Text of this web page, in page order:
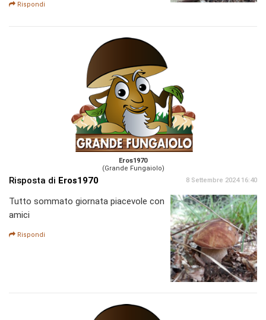
Rispondi
Eros1970
(Grande Fungaiolo)
Risposta di Eros1970 8 Settembre 2024 16:40
Tutto sommato giornata piacevole con
amici
Rispondi